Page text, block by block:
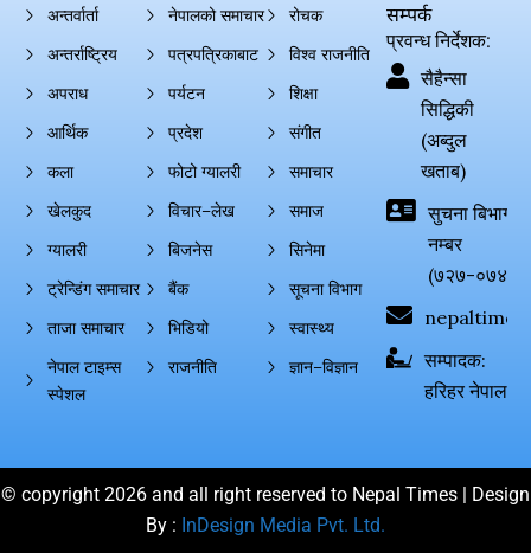
अन्तर्वार्ता
अन्तर्राष्ट्रिय
अपराध
आर्थिक
कला
खेलकुद
ग्यालरी
ट्रेन्डिंग समाचार
ताजा समाचार
नेपाल टाइम्स
स्पेशल
नेपालको समाचार
पत्रपत्रिकाबाट
पर्यटन
प्रदेश
फोटो ग्यालरी
विचार–लेख
बिजनेस
बैंक
भिडियो
राजनीति
रोचक
विश्व राजनीति
शिक्षा
संगीत
समाचार
समाज
सिनेमा
सूचना विभाग
स्वास्थ्य
ज्ञान–विज्ञान
सम्पर्क
प्रवन्ध निर्देशक:
सैहैन्सा
सिद्धिकी
(अब्दुल
खताब)
सुचना बिभाग
नम्बर
(७२७-०७४-
सम्पादक:
हरिहर नेपाल
© copyright 2026 and all right reserved to Nepal Times | Design
By : InDesign Media Pvt. Ltd.